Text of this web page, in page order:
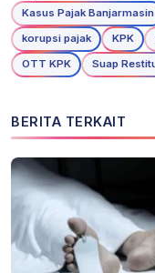
Kasus Pajak Banjarmasin
korupsi pajak
KPK
OTT KPK
Suap
BERITA TERKAIT